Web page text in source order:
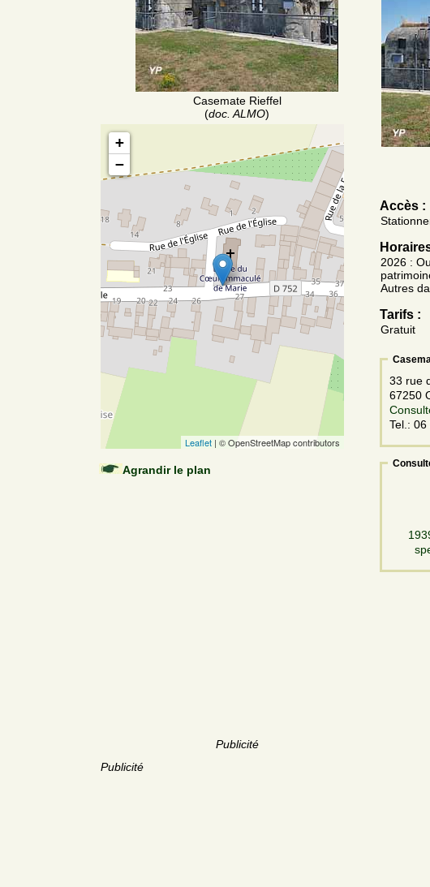
Casemate Rieffel
(doc. ALMO)
+
−
Leaflet | © OpenStreetMap contributors
Agrandir le plan
Publicité
Accès :
2026 :
Autres
Tarifs :
Gratuit
33 rue
67250
Tel.:
Publicité